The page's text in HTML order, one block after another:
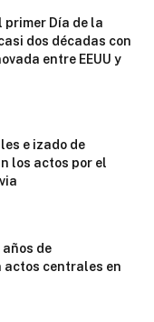
primer Día de la
dos décadas con
entre EEUU y
e izado de
los actos por el
años de
actos centrales en